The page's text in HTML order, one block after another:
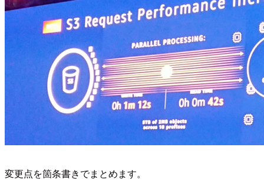
変更点を箇条書きでまとめます。